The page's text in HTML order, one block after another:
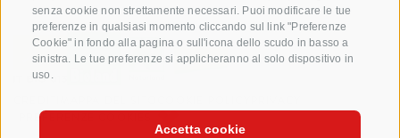
senza cookie non strettamente necessari. Puoi modificare le tue
preferenze in qualsiasi momento cliccando sul link "Preferenze
Cookie" in fondo alla pagina o sull'icona dello scudo in basso a
sinistra. Le tue preferenze si applicheranno al solo dispositivo in
uso.
Accetta cookie
PREFERENZE COOKIES